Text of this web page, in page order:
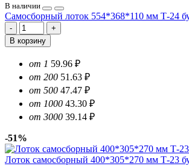
В наличии
Самосборный лоток 554*368*110 мм Т-24
В корзину
от 1 59.96 ₽
от 200 51.63 ₽
от 500 47.47 ₽
от 1000 43.30 ₽
от 3000 39.14 ₽
-51%
Лоток самосборный 400*305*270 мм Т-23